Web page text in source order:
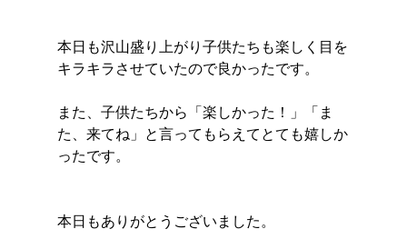
本日も沢山盛り上がり子供たちも楽しく目を
キラキラさせていたので良かったです。
また、子供たちから「楽しかった！」「ま
た、来てね」と言ってもらえてとても嬉しか
ったです。
本日もありがとうございました。